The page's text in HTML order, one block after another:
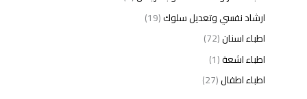
ارشاد نفسي وتعديل سلوك(19)
اطباء اسنان(72)
اطباء اشعة(1)
اطباء اطفال(27)